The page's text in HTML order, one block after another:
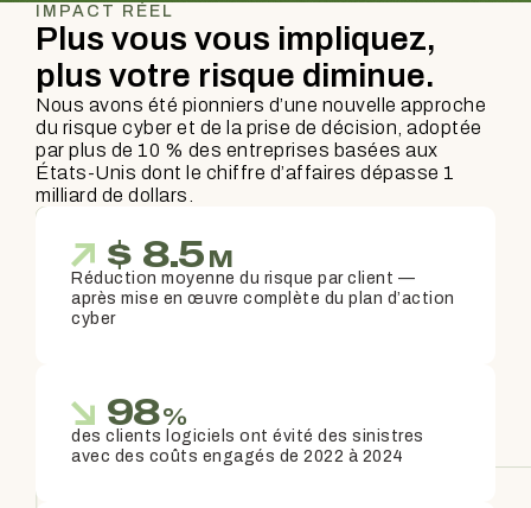
IMPACT RÉEL
Plus vous vous impliquez,
plus votre risque diminue.
Nous avons été pionniers d’une nouvelle approche
du risque cyber et de la prise de décision, adoptée
par plus de 10 % des entreprises basées aux
États-Unis dont le chiffre d’affaires dépasse 1
milliard de dollars.
$ 8.5 M
Réduction moyenne du risque par client —
après mise en œuvre complète du plan d’action
cyber
98%
des clients logiciels ont évité des sinistres
avec des coûts engagés de 2022 à 2024